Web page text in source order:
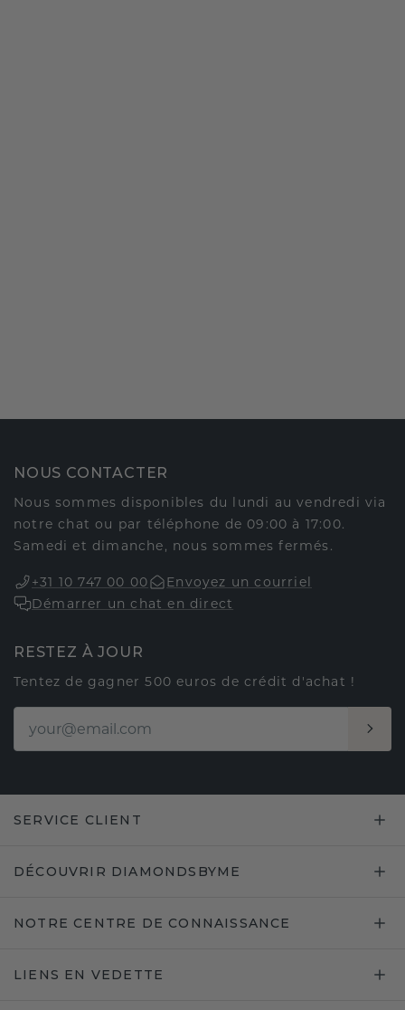
NOUS CONTACTER
Nous sommes disponibles du lundi au vendredi via
notre chat ou par téléphone de 09:00 à 17:00.
Samedi et dimanche, nous sommes fermés.
+31 10 747 00 00
Envoyez un courriel
Démarrer un chat en direct
RESTEZ À JOUR
Tentez de gagner 500 euros de crédit d'achat !
SERVICE CLIENT
DÉCOUVRIR DIAMONDSBYME
NOTRE CENTRE DE CONNAISSANCE
LIENS EN VEDETTE